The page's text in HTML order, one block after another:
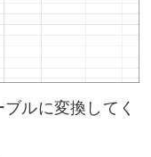
ルに変換してく